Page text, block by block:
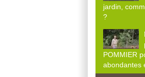
jardin,
?
POMMIER
abondantes